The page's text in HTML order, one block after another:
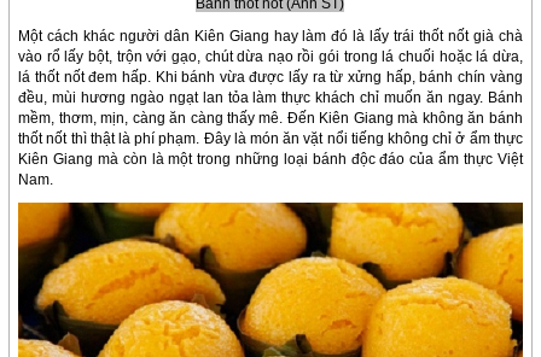
Một cách khác người dân Kiên Giang hay làm đó là lấy trái thốt nốt già chà
vào rổ lấy bột, trộn với gạo, chút dừa nạo rồi gói trong lá chuối hoặc lá dừa,
lá thốt nốt đem hấp. Khi bánh vừa được lấy ra từ xửng hấp, bánh chín vàng
đều, mùi hương ngào ngạt lan tỏa làm thực khách chỉ muốn ăn ngay. Bánh
mềm, thơm, mịn, càng ăn càng thấy mê. Đến Kiên Giang mà không ăn bánh
thốt nốt thì thật là phí phạm. Đây là món ăn vặt nổi tiếng không chỉ ở ẩm thực
Kiên Giang mà còn là một trong những loại bánh độc đáo của ẩm thực Việt
Nam.